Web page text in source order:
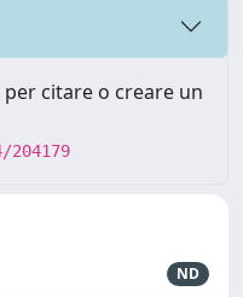
citare o creare un
ND